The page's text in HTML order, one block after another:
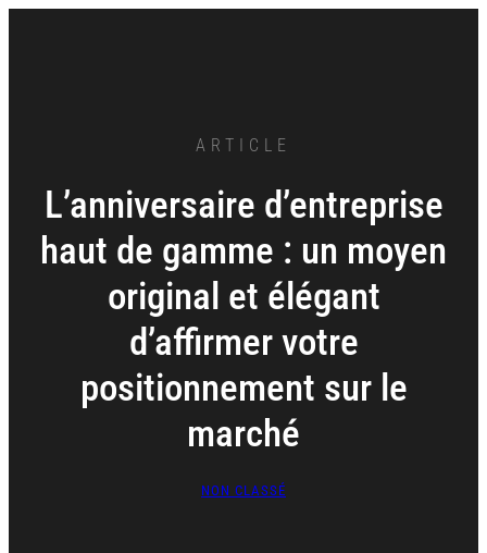
ARTICLE
L’anniversaire d’entreprise
haut de gamme : un moyen
original et élégant
d’affirmer votre
positionnement sur le
marché
NON CLASSÉ